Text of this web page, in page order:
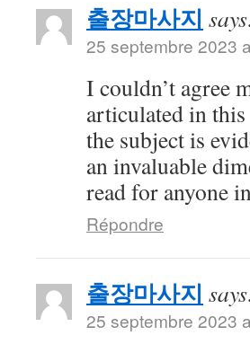
출장마사지
25 septembre 2023
I couldn’t agree
articulated in
the subject is
an invaluable
read for anyone
Répondre
출장마사지
25 septembre 2023